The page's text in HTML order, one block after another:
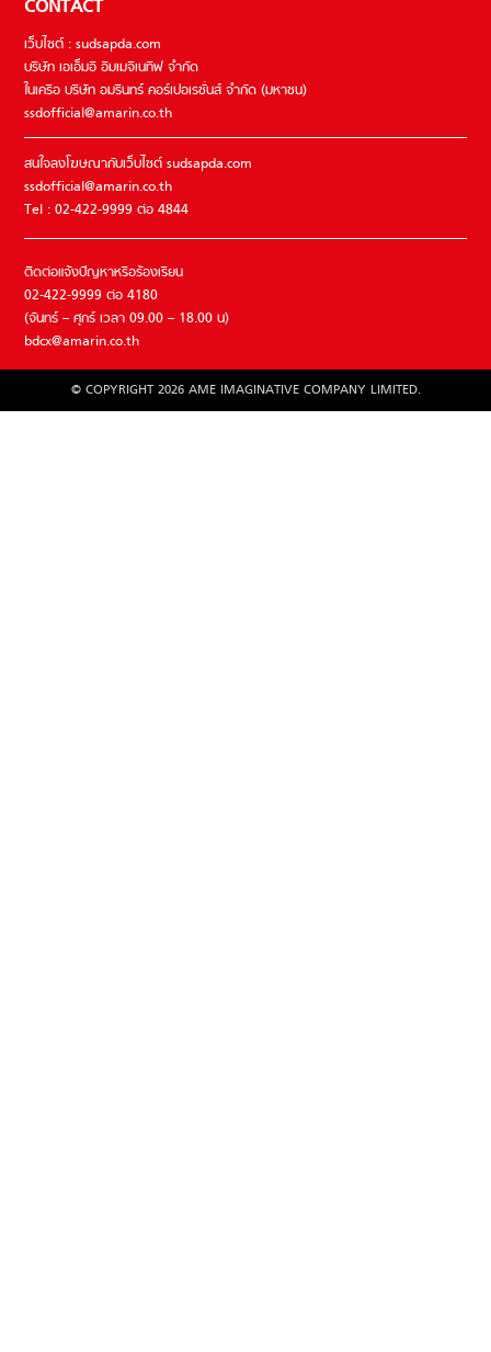
CONTACT
เว็บไซต์ : sudsapda.com
บริษัท เอเอ็มอี อิมเมจิเนทีฟ จำกัด
ในเครือ บริษัท อมรินทร์ คอร์เปอเรชั่นส์ จำกัด (มหาชน)
ssdofficial@amarin.co.th
สนใจลงโฆษณากับเว็บไซต์ sudsapda.com
ssdofficial@amarin.co.th
Tel : 02-422-9999 ต่อ 4844
ติดต่อแจ้งปัญหาหรือร้องเรียน
02-422-9999 ต่อ 4180
(จันทร์ – ศุกร์ เวลา 09.00 – 18.00 น)
bdcx@amarin.co.th
© COPYRIGHT 2026 AME IMAGINATIVE COMPANY LIMITED.